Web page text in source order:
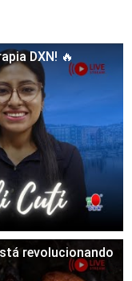
DXN! 🔥
revolucionando